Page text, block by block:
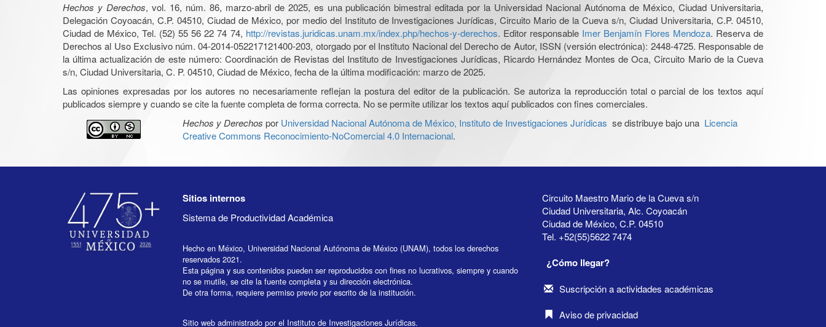
Hechos y Derechos, vol. 16, núm. 86, marzo-abril de 2025, es una publicación bimestral editada por la Universidad Nacional Autónoma de México, Ciudad Universitaria,
Delegación Coyoacán, C.P. 04510, Ciudad de México, por medio del Instituto de Investigaciones Jurídicas, Circuito Mario de la Cueva s/n, Ciudad Universitaria, C.P. 04510,
Ciudad de México, Tel. (52) 55 56 22 74 74, http://revistas.juridicas.unam.mx/index.php/hechos-y-derechos. Editor responsable Imer Benjamín Flores Mendoza. Reserva de
Derechos al Uso Exclusivo núm. 04-2014-052217121400-203, otorgado por el Instituto Nacional del Derecho de Autor, ISSN (versión electrónica): 2448-4725. Responsable de
la última actualización de este número: Coordinación de Revistas del Instituto de Investigaciones Jurídicas, Ricardo Hernández Montes de Oca, Circuito Mario de la Cueva
s/n, Ciudad Universitaria, C. P. 04510, Ciudad de México, fecha de la última modificación: marzo de 2025.
Las opiniones expresadas por los autores no necesariamente reflejan la postura del editor de la publicación. Se autoriza la reproducción total o parcial de los textos aquí
publicados siempre y cuando se cite la fuente completa de forma correcta. No se permite utilizar los textos aquí publicados con fines comerciales.
Hechos y Derechos por Universidad Nacional Autónoma de México, Instituto de Investigaciones Jurídicas se distribuye bajo una Licencia
Creative Commons Reconocimiento-NoComercial 4.0 Internacional.
Sitios internos
Sistema de Productividad Académica
Hecho en México, Universidad Nacional Autónoma de México (UNAM), todos los derechos
reservados 2021.
Esta página y sus contenidos pueden ser reproducidos con fines no lucrativos, siempre y cuando
no se mutile, se cite la fuente completa y su dirección electrónica.
De otra forma, requiere permiso previo por escrito de la institución.
Sitio web administrado por el Instituto de Investigaciones Jurídicas.
Circuito Maestro Mario de la Cueva s/n
Ciudad Universitaria, Alc. Coyoacán
Ciudad de México, C.P. 04510
Tel. +52(55)5622 7474
¿Cómo llegar?
Suscripción a actividades académicas
Aviso de privacidad